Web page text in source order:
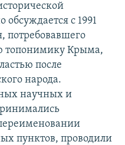
с 1991
потребовавшего
топонимику Крыма,
после
народа.
научных и
пунктов, проводили